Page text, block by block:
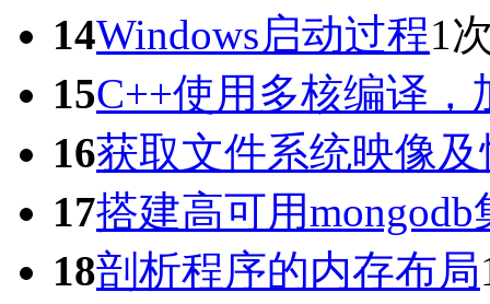
14Windows启动过程1
15C++使用多核编译，
16获取文件系统映像
17搭建高可用
18剖析程序的内存布局